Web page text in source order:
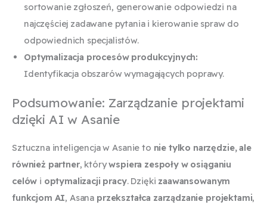
sortowanie zgłoszeń, generowanie odpowiedzi na
najczęściej zadawane pytania i kierowanie spraw do
odpowiednich specjalistów.
Optymalizacja procesów produkcyjnych:
Identyfikacja obszarów wymagających poprawy.
Podsumowanie: Zarządzanie projektami
dzięki AI w Asanie
Sztuczna inteligencja w Asanie to nie tylko narzędzie, ale
również partner, którywspiera zespoły w osiąganiu
celów i optymalizacji pracy. Dzięki zaawansowanym
funkcjom AI, Asana przekształca zarządzanie projektami,